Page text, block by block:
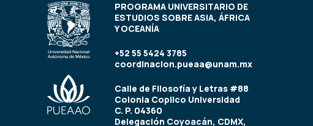
PROGRAMA UNIVERSITARIO DE
ESTUDIOS SOBRE ASIA, ÁFRICA
Y OCEANÍA
+52 55 5424 3785
coordinacion.pueaa@unam.mx
Calle de Filosofía y Letras #88
Colonia Copilco Universidad
C. P. 04360
Delegación Coyoacán, CDMX,